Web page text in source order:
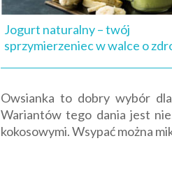
Jogurt naturalny – twój
sprzymierzeniec w walce o
Owsianka to dobry wybór
Wariantów tego dania jest
kokosowymi. Wsypać można